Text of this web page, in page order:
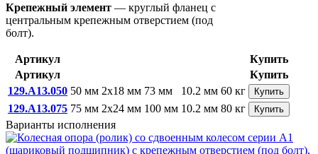
Крепежный элемент — круглый фланец с
центральным крепежным отверстием (под
болт).
Артикул
Купить
Артикул
Купить
129.A13.050 50 мм 2x18 мм 73 мм 10.2 мм 60 кг Купить
129.A13.075 75 мм 2x24 мм 100 мм 10.2 мм 80 кг Купить
Варианты исполнения